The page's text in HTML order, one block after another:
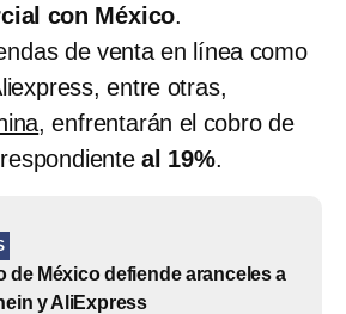
con México.
de venta en línea como
entre otras,
, enfrentarán el cobro de
al 19%.
de México defiende aranceles a
y AliExpress